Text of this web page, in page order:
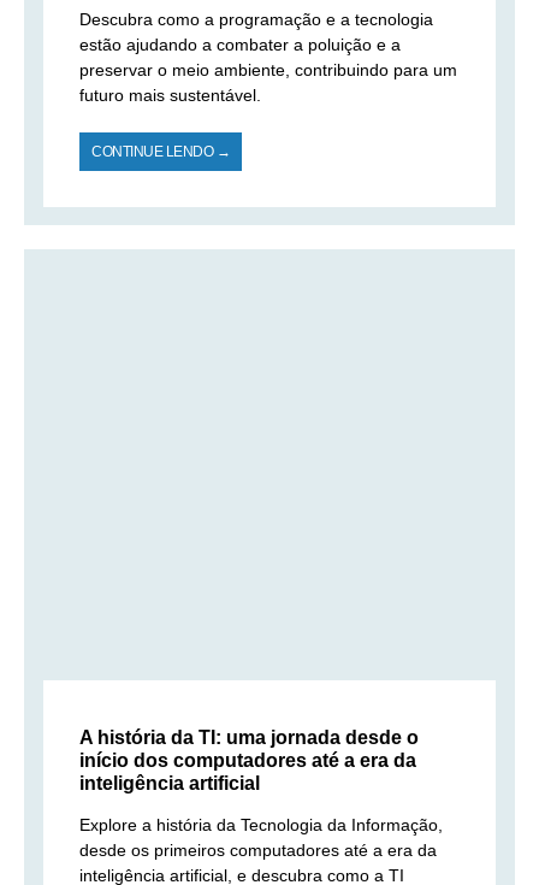
Descubra como a programação e a tecnologia
estão ajudando a combater a poluição e a
preservar o meio ambiente, contribuindo para um
futuro mais sustentável.
CONTINUE LENDO →
A história da TI: uma jornada desde o
início dos computadores até a era da
inteligência artificial
Explore a história da Tecnologia da Informação,
desde os primeiros computadores até a era da
inteligência artificial, e descubra como a TI